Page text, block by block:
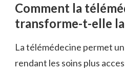
Comment la
transforme-t-elle la
La télémédecine permet
rendant les soins plus